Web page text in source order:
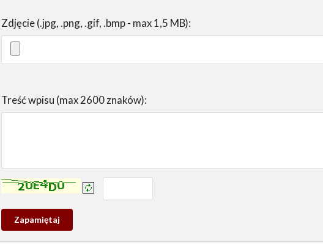
Zdjęcie (.jpg, .png, .gif, .bmp - max 1,5 MB):
Treść wpisu (max 2600 znaków):
Kontrola - wprowadź tekst z obrazka:
Zapamietaj
wpis